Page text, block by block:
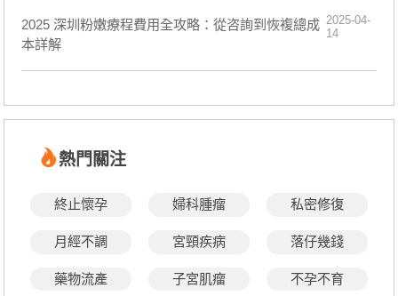
2025 深圳粉嫩療程費用全攻略：從咨詢到恢複總成
本詳解
2025-04-
14
熱門關注
終止懷孕 婦科腫瘤 私密修復
月經不調 宮頸疾病 落仔幾錢
藥物流產 子宮肌瘤 不孕不育